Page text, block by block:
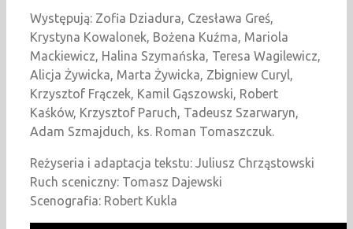
Występują: Zofia Dziadura, Czesława Greś,
Krystyna Kowalonek, Bożena Kuźma, Mariola
Mackiewicz, Halina Szymańska, Teresa Wagilewicz,
Alicja Żywicka, Marta Żywicka, Zbigniew Curyl,
Krzysztof Frączek, Kamil Gąszowski, Robert
Kaśków, Krzysztof Paruch, Tadeusz Szarwaryn,
Adam Szmajduch, ks. Roman Tomaszczuk.
Reżyseria i adaptacja tekstu: Juliusz Chrząstowski
Ruch sceniczny: Tomasz Dajewski
Scenografia: Robert Kukla